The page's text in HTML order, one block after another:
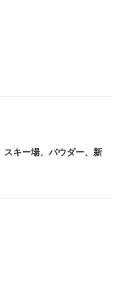
スキー場、 パウダー、 新